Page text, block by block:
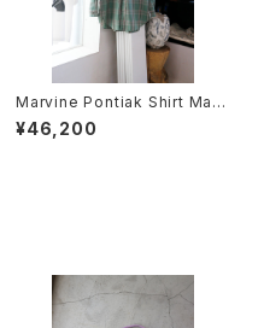
Marvine Pontiak Shirt Mak
ers / Stand Collar 2 Button
SH
¥46,200